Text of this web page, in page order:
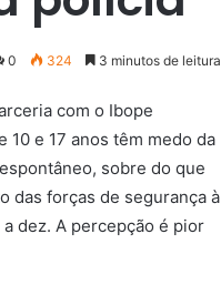
0 324 3 minutos de leitura
com o Ibope
e 17 anos têm medo da
sobre do que
das forças de segurança à
dez. A percepção é pior